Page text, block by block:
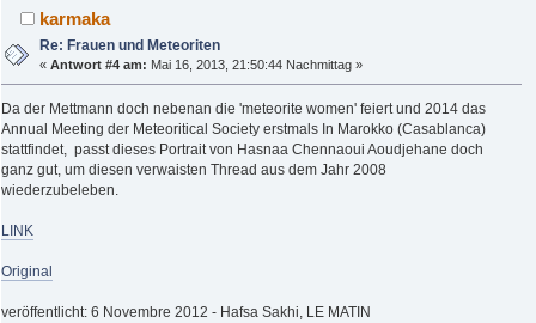
karmaka
Re: Frauen und Meteoriten
«Antwort #4 am: Mai 16, 2013, 21:50:44 Nachmittag »
Da der Mettmann doch nebenan die 'meteorite women' feiert und 2014 das
Annual Meeting der Meteoritical Society erstmals In Marokko (Casablanca)
stattfindet, passt dieses Portrait von Hasnaa Chennaoui Aoudjehane doch
ganz gut, um diesen verwaisten Thread aus dem Jahr 2008
wiederzubeleben.
LINK
Original
veröffentlicht: 6 Novembre 2012 - Hafsa Sakhi, LE MATIN